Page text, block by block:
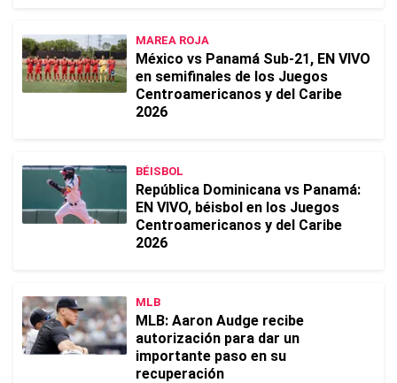
MAREA ROJA
México vs Panamá Sub-21, EN VIVO
en semifinales de los Juegos
Centroamericanos y del Caribe
2026
BÉISBOL
República Dominicana vs Panamá:
EN VIVO, béisbol en los Juegos
Centroamericanos y del Caribe
2026
MLB
MLB: Aaron Audge recibe
autorización para dar un
importante paso en su
recuperación